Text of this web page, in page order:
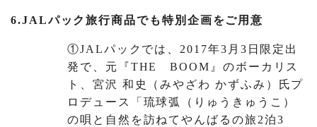
6.JALパック旅行商品でも特別企画をご用意
①JALパックでは、2017年3月3日限定出
発で、元『THE BOOM』のボーカリス
ト、宮沢 和史（みやざわ かずふみ）氏プ
ロデュース「琉球弧（りゅうきゅうこ）
の唄と自然を訪ねてやんばるの旅2泊3